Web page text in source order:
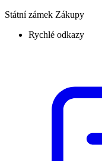
Státní zámek Zákupy
Rychlé odkazy